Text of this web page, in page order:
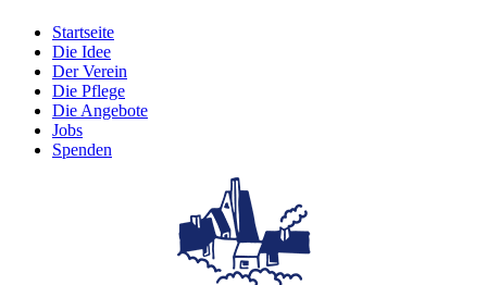
Startseite
Die Idee
Der Verein
Die Pflege
Die Angebote
Jobs
Spenden